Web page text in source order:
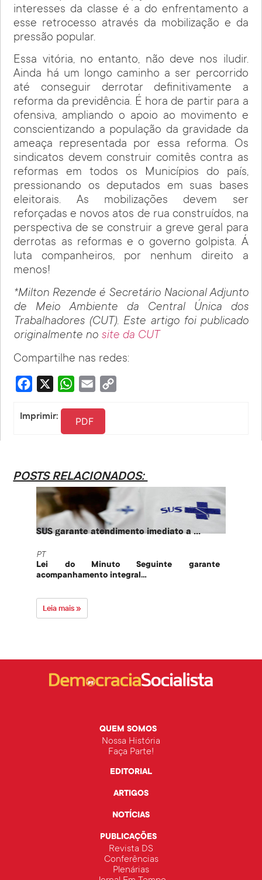
interesses da classe é a do enfrentamento a
esse retrocesso através da mobilização e da
pressão popular.
Essa vitória, no entanto, não deve nos iludir.
Ainda há um longo caminho a ser percorrido
até conseguir derrotar definitivamente a
reforma da previdência. É hora de partir para a
ofensiva, ampliando o apoio ao movimento e
conscientizando a população da gravidade da
ameaça representada por essa reforma. Os
sindicatos devem construir comitês contra as
reformas em todos os Municípios do país,
pressionando os deputados em suas bases
eleitorais. As mobilizações devem ser
reforçadas e novos atos de rua construídos, na
perspectiva de se construir a greve geral para
derrotas as reformas e o governo golpista. Á
luta companheiros, por nenhum direito a
menos!
*Milton Rezende é Secretário Nacional Adjunto
de Meio Ambiente da Central Única dos
Trabalhadores (CUT). Este artigo foi publicado
originalmente no site da CUT
Compartilhe nas redes:
Facebook WhatsApp
Email
Imprimir: PDF
POSTS RELACIONADOS:
SUS garante atendimento imediato a ...
PT
Lei do Minuto Seguinte garante
acompanhamento integral...
Leia mais »
QUEM SOMOS
Nossa História
Faça Parte!
EDITORIAL
ARTIGOS
NOTÍCIAS
PUBLICAÇÕES
Revista DS
Conferências
Plenárias